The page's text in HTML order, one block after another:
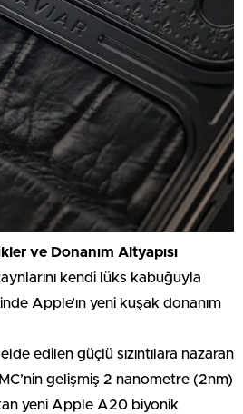
ve Donanım Altyapısı
kendi lüks kabuğuyla
Apple’ın yeni kuşak donanım
edilen güçlü sızıntılara nazaran
gelişmiş 2 nanometre (2nm)
yeni Apple A20 biyonik